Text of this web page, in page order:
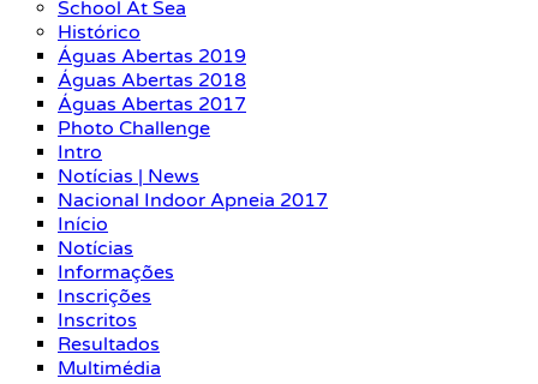
School At Sea
Histórico
Águas Abertas 2019
Águas Abertas 2018
Águas Abertas 2017
Photo Challenge
Intro
Notícias | News
Nacional Indoor Apneia 2017
Início
Notícias
Informações
Inscrições
Inscritos
Resultados
Multimédia